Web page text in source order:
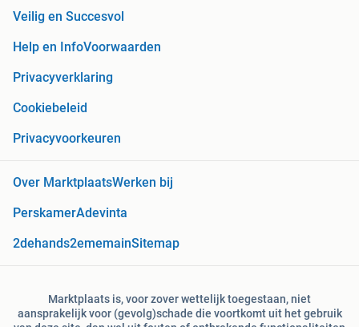
Veilig en Succesvol
Help en InfoVoorwaarden
Privacyverklaring
Cookiebeleid
Privacyvoorkeuren
Over MarktplaatsWerken bij
PerskamerAdevinta
2dehands2ememainSitemap
Marktplaats is, voor zover wettelijk toegestaan, niet
aansprakelijk voor (gevolg)schade die voortkomt uit het gebruik